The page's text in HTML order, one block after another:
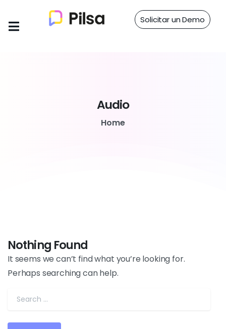
Solicitar un Demo
Audio
Home
Nothing Found
It seems we can’t find what you’re looking for.
Perhaps searching can help.